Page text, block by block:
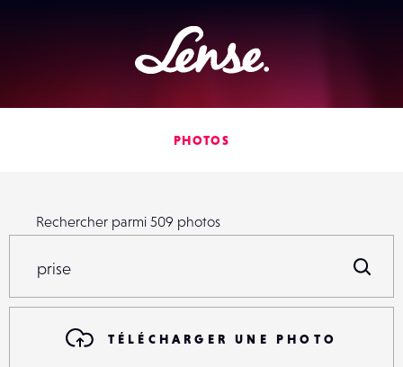
Lense
PHOTOS
Rechercher parmi 509 photos
TÉLÉCHARGER UNE PHOTO